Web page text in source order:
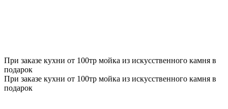
При заказе кухни от 100тр мойка из искусственного камня в
подарок
При заказе кухни от 100тр мойка из искусственного камня в
подарок